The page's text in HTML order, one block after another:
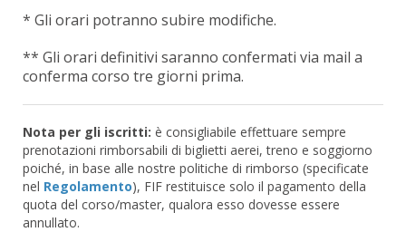
* Gli orari potranno subire modifiche.
** Gli orari definitivi saranno confermati via mail a
conferma corso tre giorni prima.
Nota per gli iscritti: è consigliabile effettuare sempre
prenotazioni rimborsabili di biglietti aerei, treno e soggiorno
poiché, in base alle nostre politiche di rimborso (specificate
nel Regolamento), FIF restituisce solo il pagamento della
quota del corso/master, qualora esso dovesse essere
annullato.